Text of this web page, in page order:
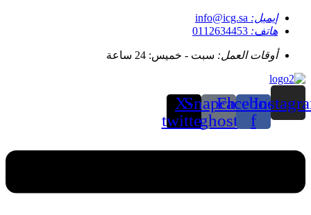
إيميل:
هاتف:
أوقات العمل: سبت - خميس: 24 ساعة
Facebook-
f
Snapchat-
ghost
X-
twitter